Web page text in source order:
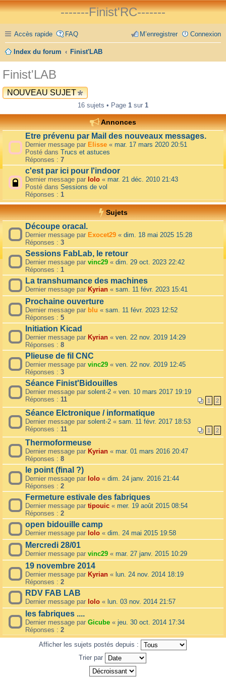
-------Finist'RC-------
Accès rapide FAQ Connexion
M’enregistrer
Index du forum Finist'LAB
Finist'LAB
NOUVEAU SUJET
16 sujets • Page 1 sur 1
Annonces
Etre prévenu par Mail des nouveaux messages.
Dernier message par Elisse « mar. 17 mars 2020 20:51
Posté dans Trucs et astuces
Réponses : 7
c'est par ici pour l'indoor
Dernier message par lolo « mar. 21 déc. 2010 21:43
Posté dans Sessions de vol
Réponses : 1
Sujets
Découpe oracal.
Dernier message par Exocet29 « dim. 18 mai 2025 15:28
Réponses : 3
Sessions FabLab, le retour
Dernier message par vinc29 « dim. 29 oct. 2023 22:42
Réponses : 1
La transhumance des machines
Dernier message par Kyrian « sam. 11 févr. 2023 15:41
Prochaine ouverture
Dernier message par blu « sam. 11 févr. 2023 12:52
Réponses : 5
Initiation Kicad
Dernier message par Kyrian « ven. 22 nov. 2019 14:29
Réponses : 8
Plieuse de fil CNC
Dernier message par vinc29 « ven. 22 nov. 2019 12:45
Réponses : 3
Séance Finist'Bidouilles
Dernier message par solent-2 « ven. 10 mars 2017 19:19
Réponses : 11 1 2
Séance Elctronique / informatique
Dernier message par solent-2 « sam. 11 févr. 2017 18:53
Réponses : 11 1 2
Thermoformeuse
Dernier message par Kyrian « mar. 01 mars 2016 20:47
Réponses : 8
le point (final ?)
Dernier message par lolo « dim. 24 janv. 2016 21:44
Réponses : 2
Fermeture estivale des fabriques
Dernier message par tipouic « mer. 19 août 2015 08:54
Réponses : 2
open bidouille camp
Dernier message par lolo « dim. 24 mai 2015 19:58
Mercredi 28/01
Dernier message par vinc29 « mar. 27 janv. 2015 10:29
19 novembre 2014
Dernier message par Kyrian « lun. 24 nov. 2014 18:19
Réponses : 2
RDV FAB LAB
Dernier message par lolo « lun. 03 nov. 2014 21:57
les fabriques ....
Dernier message par Gicube « jeu. 30 oct. 2014 17:34
Réponses : 2
Afficher les sujets postés depuis :
Trier par